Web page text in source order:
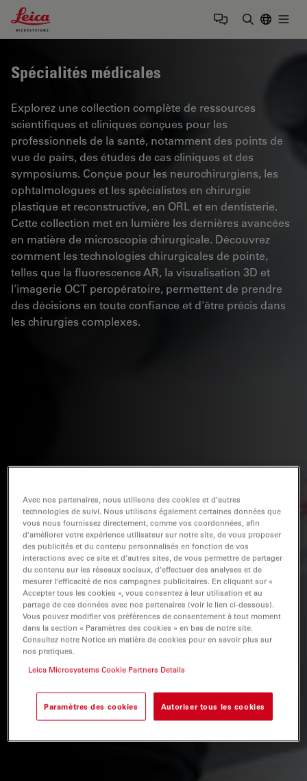
Leica Microsystems Logo
Spécialités médicales
Explorez une collection complète de ressources
scientifiques et cliniques conçues pour les
professionnels de la santé, notamment des points de
vue de pairs, des études de cas cliniques et des
symposiums. Conçue pour les neurochirurgiens, les
ophtalmologues et les spécialistes en chirurgie
plastique et reconstructive, en ORL et en dentisterie.
Cette collection met en lumière les dernières avancées
en matière de microscopie chirurgicale. Découvrez
comment les technologies chirurgicales de pointe,
telles que la fluorescence AR, la visualisation 3D et
l'imagerie OCT peropératoire, permettent de prendre
des décisions en toute confiance et d'être précis dans
les chirurgies complexes.
Avec nos partenaires, nous utilisons des cookies et d’autres
technologies de suivi. Nous utilisons également certaines données que
vous nous fournissez directement, comme vos coordonnées, afin
d’améliorer votre expérience utilisateur sur notre site, de vous proposer
des publicités et du contenu personnalisés en fonction de vos
interactions avec ce site et d’autres sites, de vous permettre de partager
du contenu sur les réseaux sociaux, d’effectuer des analyses et de
mesurer l’efficacité de nos campagnes publicitaires. En cliquant sur «
Accepter tous les cookies », vous consentez à leur utilisation et au
partage de ces données avec nos partenaires (voir le lien ci-dessous).
Vous pouvez modifier vos préférences de consentement à tout moment
dans la section « Paramètres des cookies » en bas de notre site.
Consultez notre Notice en matière de cookies pour en savoir plus sur
nos pratiques.
Leica Microsystems Cookie Partners Details
Paramètres des cookies Autoriser tous les cookies